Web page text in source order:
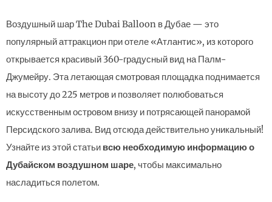
Воздушный шар The Dubai Balloon в Дубае — это
популярный аттракцион при отеле «Атлантис», из которого
открывается красивый 360-градусный вид на Палм-
Джумейру. Эта летающая смотровая площадка поднимается
на высоту до 225 метров и позволяет полюбоваться
искусственным островом внизу и потрясающей панорамой
Персидского залива. Вид отсюда действительно уникальный!
Узнайте из этой статьи всю необходимую информацию о
Дубайском воздушном шаре, чтобы максимально
насладиться полетом.